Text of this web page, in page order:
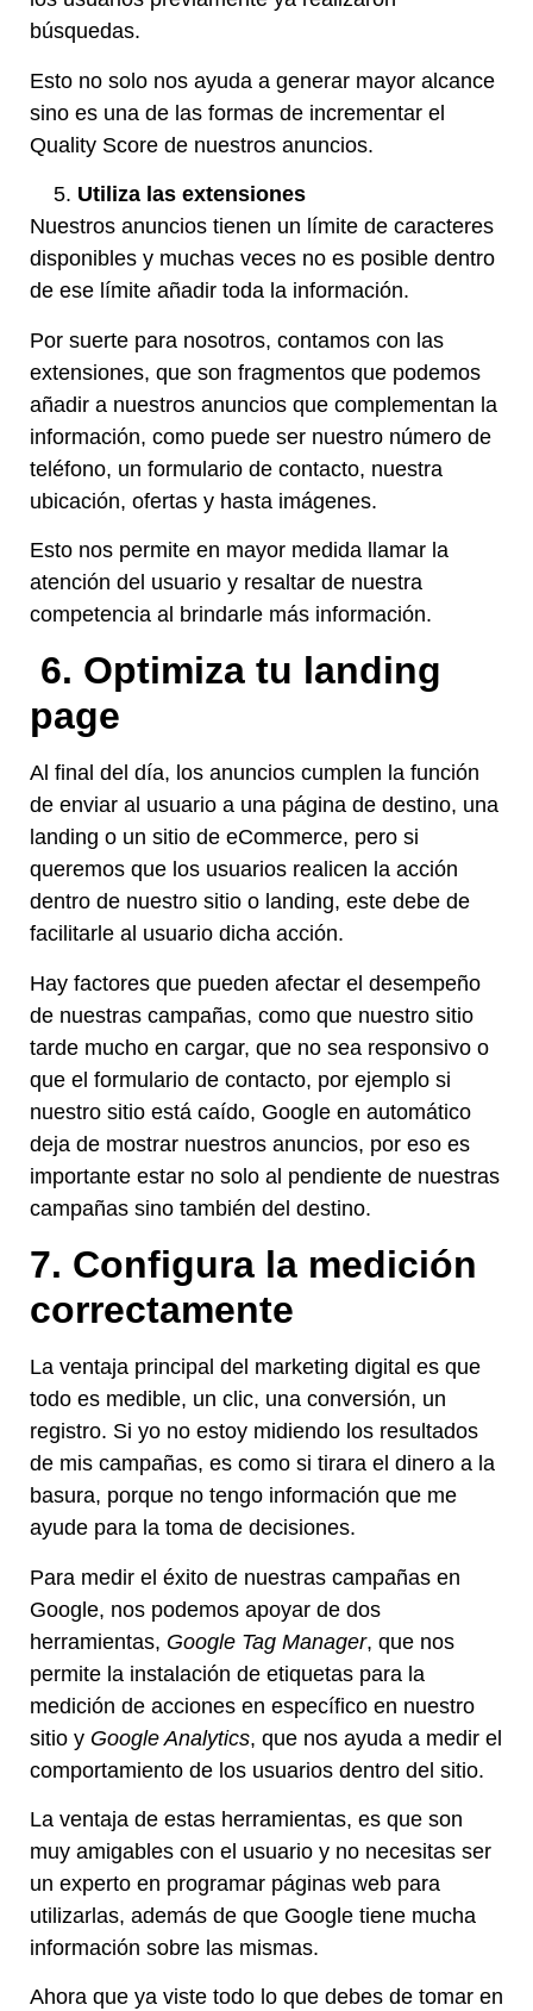
búsquedas.
Esto no solo nos ayuda a generar mayor alcance
sino es una de las formas de incrementar el
Quality Score de nuestros anuncios.
Utiliza las extensiones
Nuestros anuncios tienen un límite de caracteres
disponibles y muchas veces no es posible dentro
de ese límite añadir toda la información.
Por suerte para nosotros, contamos con las
extensiones, que son fragmentos que podemos
añadir a nuestros anuncios que complementan la
información, como puede ser nuestro número de
teléfono, un formulario de contacto, nuestra
ubicación, ofertas y hasta imágenes.
Esto nos permite en mayor medida llamar la
atención del usuario y resaltar de nuestra
competencia al brindarle más información.
6. Optimiza tu landing
page
Al final del día, los anuncios cumplen la función
de enviar al usuario a una página de destino, una
landing o un sitio de eCommerce, pero si
queremos que los usuarios realicen la acción
dentro de nuestro sitio o landing, este debe de
facilitarle al usuario dicha acción.
Hay factores que pueden afectar el desempeño
de nuestras campañas, como que nuestro sitio
tarde mucho en cargar, que no sea responsivo o
que el formulario de contacto, por ejemplo si
nuestro sitio está caído, Google en automático
deja de mostrar nuestros anuncios, por eso es
importante estar no solo al pendiente de nuestras
campañas sino también del destino.
7. Configura la medición
correctamente
La ventaja principal del marketing digital es que
todo es medible, un clic, una conversión, un
registro. Si yo no estoy midiendo los resultados
de mis campañas, es como si tirara el dinero a la
basura, porque no tengo información que me
ayude para la toma de decisiones.
Para medir el éxito de nuestras campañas en
Google, nos podemos apoyar de dos
herramientas, Google Tag Manager, que nos
permite la instalación de etiquetas para la
medición de acciones en específico en nuestro
sitio y Google Analytics, que nos ayuda a medir el
comportamiento de los usuarios dentro del sitio.
La ventaja de estas herramientas, es que son
muy amigables con el usuario y no necesitas ser
un experto en programar páginas web para
utilizarlas, además de que Google tiene mucha
información sobre las mismas.
Ahora que ya viste todo lo que debes de tomar en